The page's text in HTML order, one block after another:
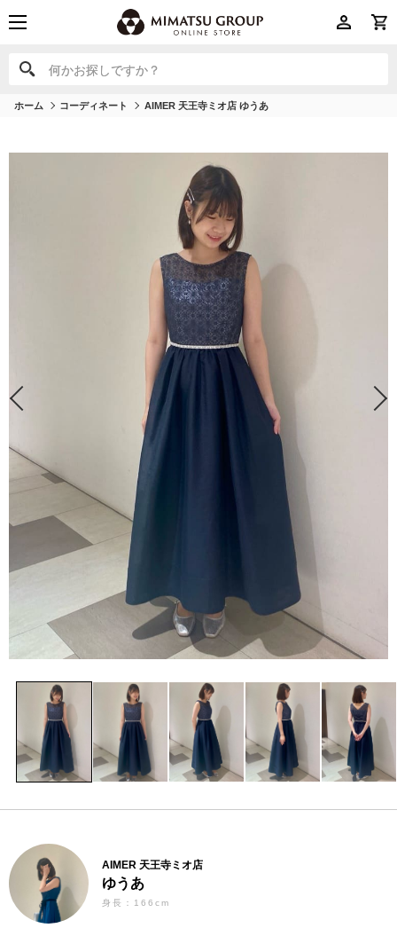
何かお探しですか？
何かお探しですか？
ホーム コーディネート AIMER 天王寺ミオ店 ゆうあ
AIMER 天王寺ミオ店
ゆうあ
身長：166cm